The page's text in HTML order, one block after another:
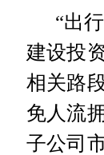
“出
建设投
相关路
免人流
子公司